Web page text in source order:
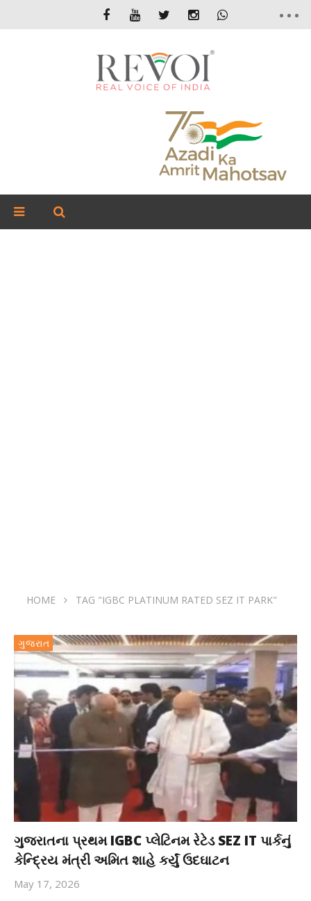
HOME TAG "IGBC PLATINUM RATED SEZ IT PARK"
ગુજરાત
ગુજરાતના પ્રથમ IGBC પ્લેટિનમ રેટેડ SEZ IT પાર્કનું
કેન્દ્રિય મંત્રી અમિત શાહે કર્યું ઉદઘાટન
May 17, 2026